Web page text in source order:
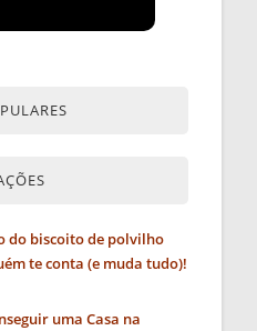
do biscoito de polvilho
te conta (e muda tudo)!
uma Casa na